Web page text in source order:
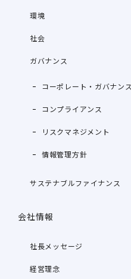
環境
社会
ガバナンス
コーポレート・ガバナンス
コンプライアンス
リスクマネジメント
情報管理方針
サステナブルファイナンス
会社情報
社長メッセージ
経営理念